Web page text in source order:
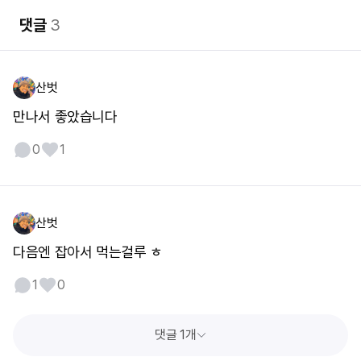
댓글3
산벗
만나서 좋았습니다
0 1
산벗
다음엔 잡아서 먹는걸루 ㅎ
1 0
댓글 1개